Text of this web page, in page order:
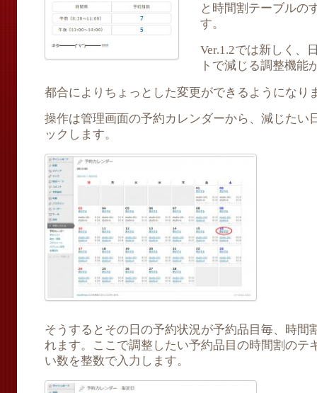
と時間割テーブルの
す。
Ver.1.2では新しく、
トで減じる調整機能
都合によりちょっとした変更ができるようになり
操作は管理画面の予約カレンダーから、減じたい
ックします。
そうするとその日の予約状況が予約品目毎、時間
れます。ここで調整したい予約品目の時間割のテ
い数を整数で入力します。